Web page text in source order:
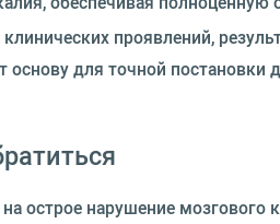
проявлений,
для точной постановки
острое нарушение